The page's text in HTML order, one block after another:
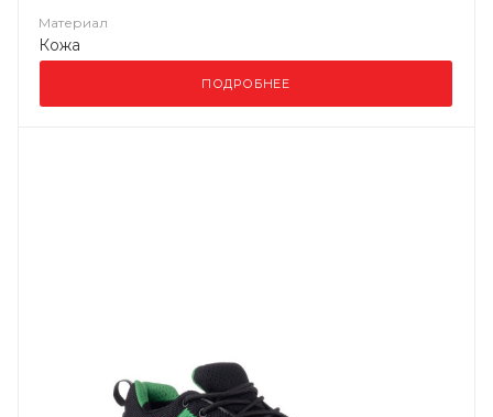
Материал
Кожа
ПОДРОБНЕЕ